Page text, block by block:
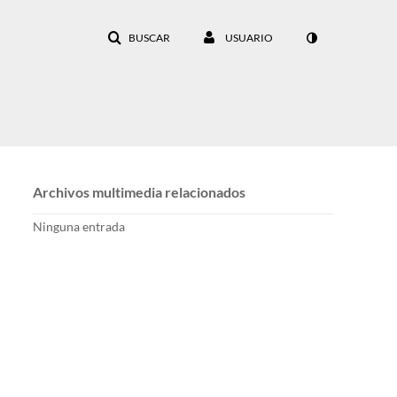
BUSCAR USUARIO
Archivos multimedia relacionados
Ninguna entrada